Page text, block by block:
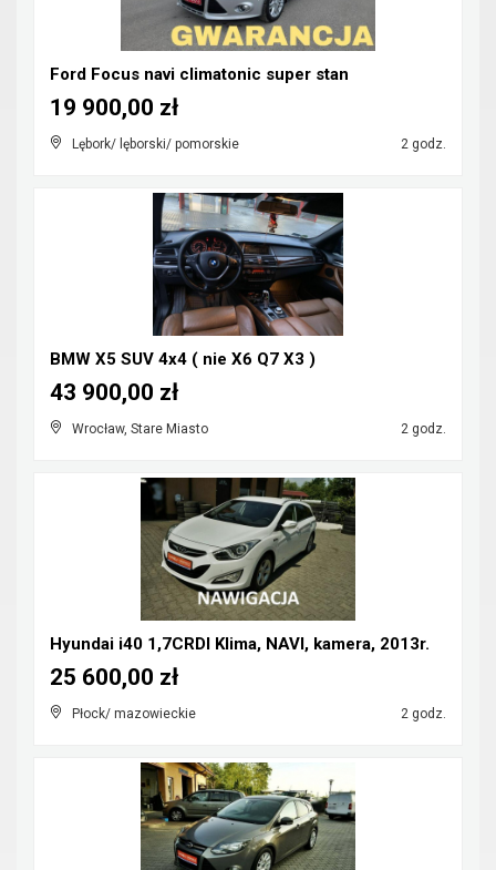
Ford Focus navi climatonic super stan
Lębork/ lęborski/ pomorskie 2 godz.
19 900,00 zł
BMW X5 SUV 4x4 ( nie X6 Q7 X3 )
Wrocław, Stare Miasto 2 godz.
43 900,00 zł
Hyundai i40 1,7CRDI Klima, NAVI, kamera, 2013r.
Płock/ mazowieckie 2 godz.
25 600,00 zł